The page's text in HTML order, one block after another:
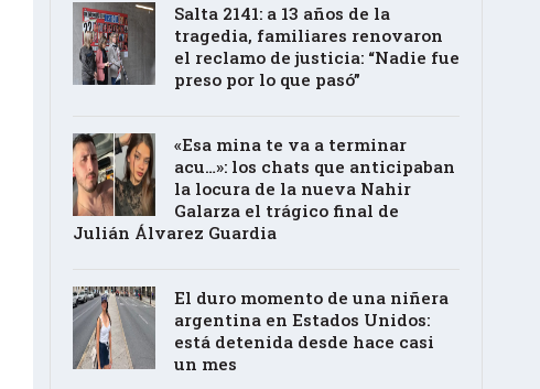
Salta 2141: a 13 años de la
tragedia, familiares renovaron
el reclamo de justicia: “Nadie fue
preso por lo que pasó”
«Esa mina te va a terminar
acu…»: los chats que anticipaban
la locura de la nueva Nahir
Galarza el trágico final de
Julián Álvarez Guardia
El duro momento de una niñera
argentina en Estados Unidos:
está detenida desde hace casi
un mes